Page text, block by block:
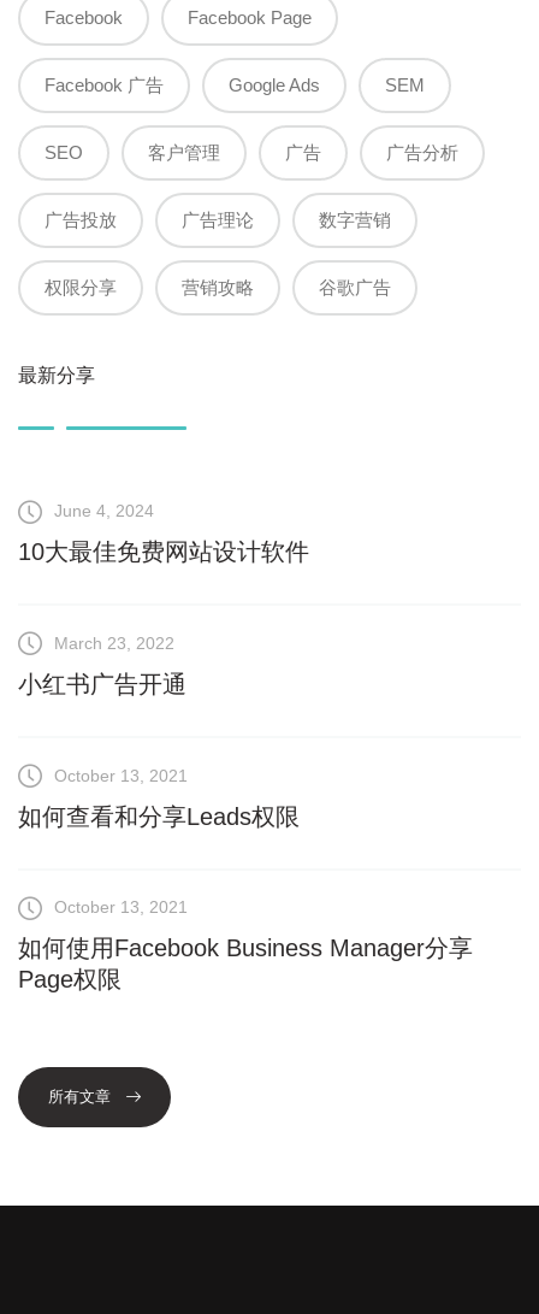
Facebook Facebook Page
Facebook 广告 Google Ads SEM
SEO 客户管理 广告 广告分析
广告投放 广告理论 数字营销
权限分享 营销攻略 谷歌广告
最新分享
June 4, 2024
10大最佳免费网站设计软件
March 23, 2022
小红书广告开通
October 13, 2021
如何查看和分享Leads权限
October 13, 2021
如何使用Facebook Business Manager分享
Page权限
所有文章